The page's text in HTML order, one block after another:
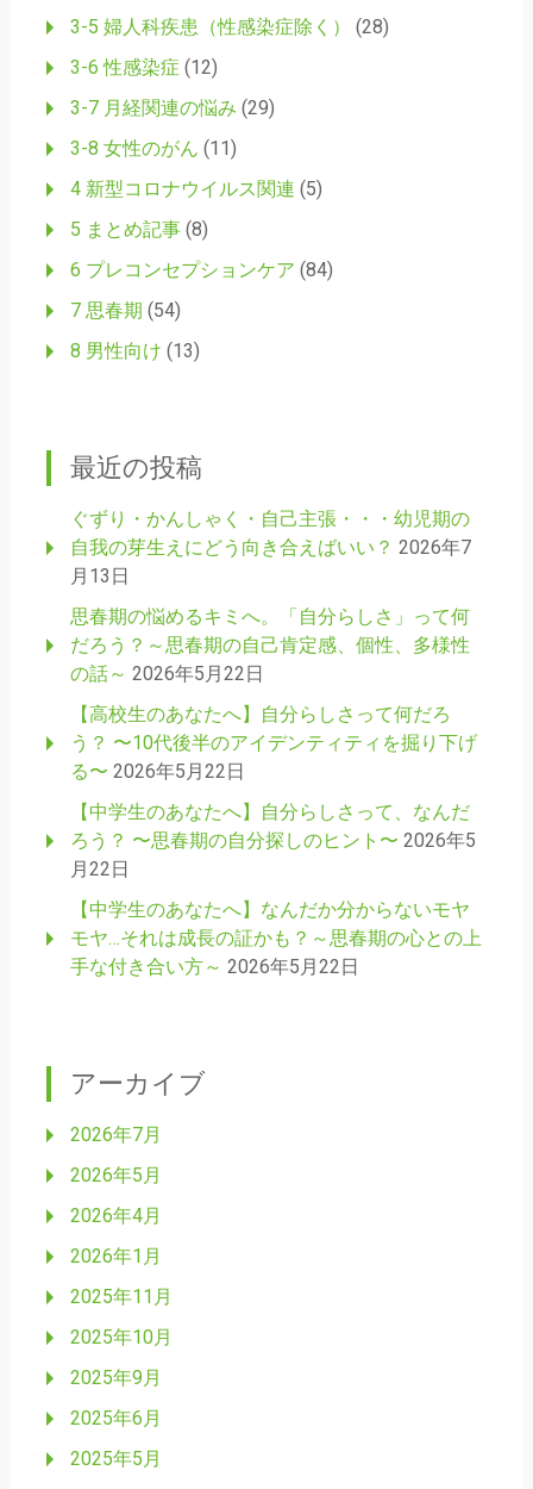
3-5 婦人科疾患（性感染症除く）
(28)
3-6 性感染症 (12)
3-7 月経関連の悩み (29)
3-8 女性のがん (11)
4 新型コロナウイルス関連 (5)
5 まとめ記事(8)
6 プレコンセプションケア (84)
7 思春期 (54)
8 男性向け (13)
最近の投稿
ぐずり・かんしゃく・自己主張・・・幼児期の
自我の芽生えにどう向き合えばいい？ 2026年7
月13日
思春期の悩めるキミへ。「自分らしさ」って何
だろう？～思春期の自己肯定感、個性、多様性
の話～ 2026年5月22日
【高校生のあなたへ】自分らしさって何だろ
う？ 〜10代後半のアイデンティティを掘り下げ
る〜 2026年5月22日
【中学生のあなたへ】自分らしさって、なんだ
ろう？ 〜思春期の自分探しのヒント〜 2026年5
月22日
【中学生のあなたへ】なんだか分からないモヤ
モヤ…それは成長の証かも？～思春期の心との上
手な付き合い方～ 2026年5月22日
アーカイブ
2026年7月
2026年5月
2026年4月
2026年1月
2025年11月
2025年10月
2025年9月
2025年6月
2025年5月